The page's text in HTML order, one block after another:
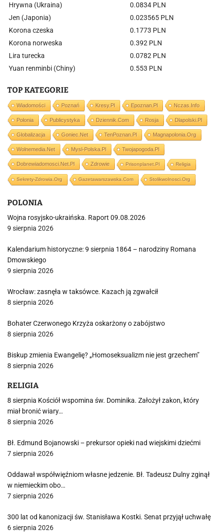
Hrywna (Ukraina)
0.0834 PLN
Jen (Japonia)
0.023565 PLN
Korona czeska
0.1773 PLN
Korona norweska
0.392 PLN
Lira turecka
0.0782 PLN
Yuan renminbi (Chiny)
0.553 PLN
TOP KATEGORIE
Wiadomości Poznań Kresy.pl Epoznan.pl Nczas.info
Polonia Publicystyka Dziennik.com Rosja Dlapolski.pl
Globalizacja Goniec.net TenPoznan.pl Magnapolonia.org
Wolnemedia.net Mysl-Polska.pl Twojapogoda.pl
Dobrewiadomosci.net.pl Zdrowie Prisonplanet.pl Religia
Sekrety-Zdrowia.org Gazetawarszawska.com Stolikwolnosci.org
POLONIA
Wojna rosyjsko-ukraińska. Raport 09.08.2026
9 sierpnia 2026
Kalendarium historyczne: 9 sierpnia 1864 – narodziny Romana
Dmowskiego
9 sierpnia 2026
Wrocław: zasnęła w taksówce. Kazach ją zgwałcił
8 sierpnia 2026
Bohater Czerwonego Krzyża oskarżony o zabójstwo
8 sierpnia 2026
Biskup zmienia Ewangelię? „Homoseksualizm nie jest grzechem”
8 sierpnia 2026
RELIGIA
8 sierpnia Kościół wspomina św. Dominika. Założył zakon, który
miał bronić wiary…
8 sierpnia 2026
Bł. Edmund Bojanowski – prekursor opieki nad wiejskimi dziećmi
7 sierpnia 2026
Oddawał współwięźniom własne jedzenie. Bł. Tadeusz Dulny zginął
w niemieckim obo…
7 sierpnia 2026
300 lat od kanonizacji św. Stanisława Kostki. Senat przyjął uchwałę
6 sierpnia 2026